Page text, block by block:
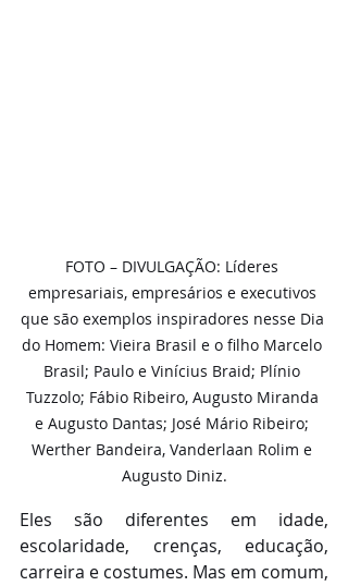
FOTO – DIVULGAÇÃO: Líderes
empresariais, empresários e executivos
que são exemplos inspiradores nesse Dia
do Homem: Vieira Brasil e o filho Marcelo
Brasil; Paulo e Vinícius Braid; Plínio
Tuzzolo; Fábio Ribeiro, Augusto Miranda
e Augusto Dantas; José Mário Ribeiro;
Werther Bandeira, Vanderlaan Rolim e
Augusto Diniz.
Eles são diferentes em idade,
escolaridade, crenças, educação,
carreira e costumes. Mas em comum,